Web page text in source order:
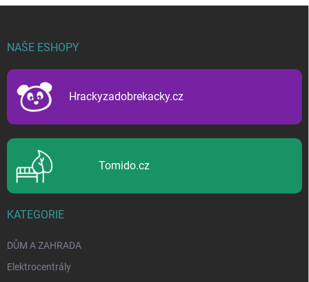
NAŠE ESHOPY
Hrackyzadobrekacky.cz
Tomido.cz
KATEGORIE
DŮM A ZAHRADA
Elektrocentrály